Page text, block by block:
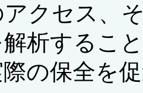
アクセス、
析するこ
の保全を